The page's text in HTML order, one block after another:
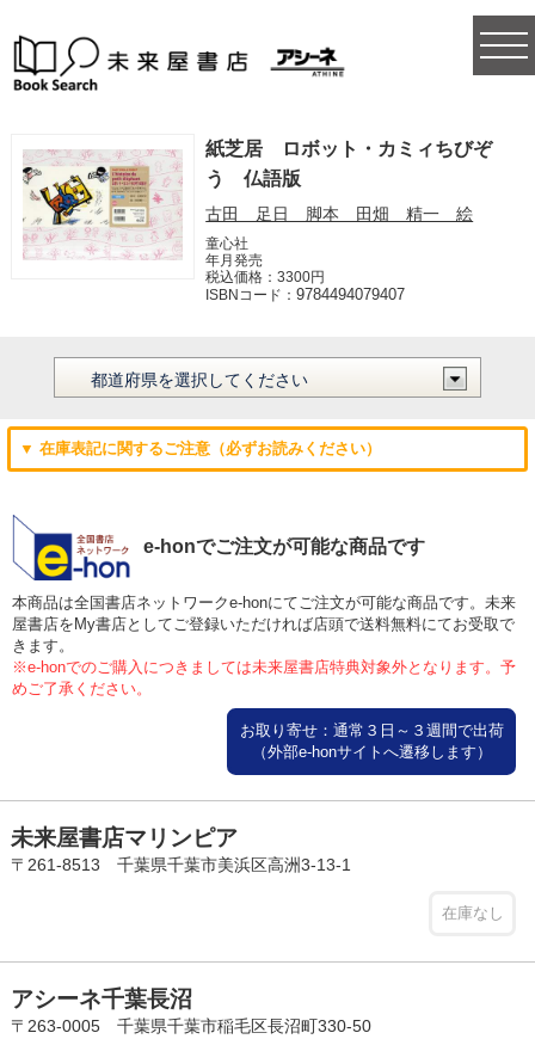
紙芝居 ロボット・カミィちびぞ
う 仏語版
古田 足日 脚本 田畑 精一 絵
童心社
年月発売
税込価格：3300円
ISBNコード：9784494079407
▼ 在庫表記に関するご注意（必ずお読みください）
e-honでご注文が可能な商品です
本商品は全国書店ネットワークe-honにてご注文が可能な商品です。未来
屋書店をMy書店としてご登録いただければ店頭で送料無料にてお受取で
きます。
※e-honでのご購入につきましては未来屋書店特典対象外となります。予
めご了承ください。
お取り寄せ：通常３日～３週間で出荷
（外部e-honサイトへ遷移します）
未来屋書店マリンピア
〒261-8513 千葉県千葉市美浜区高洲3-13-1
在庫なし
アシーネ千葉長沼
〒263-0005 千葉県千葉市稲毛区長沼町330-50